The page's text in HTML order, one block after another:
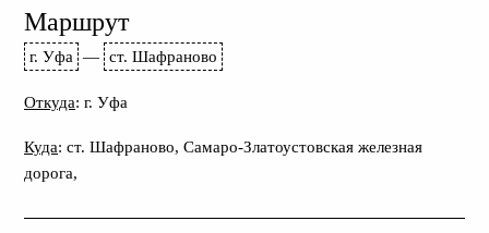
Маршрут
г. Уфа — ст. Шафраново
Откуда: г. Уфа
Куда: ст. Шафраново, Самаро-Златоустовская железная
дорога,